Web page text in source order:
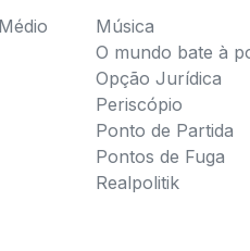
Música
O mundo bate à
Opção Jurídica
Periscópio
Ponto de Partida
Pontos de Fuga
Realpolitik